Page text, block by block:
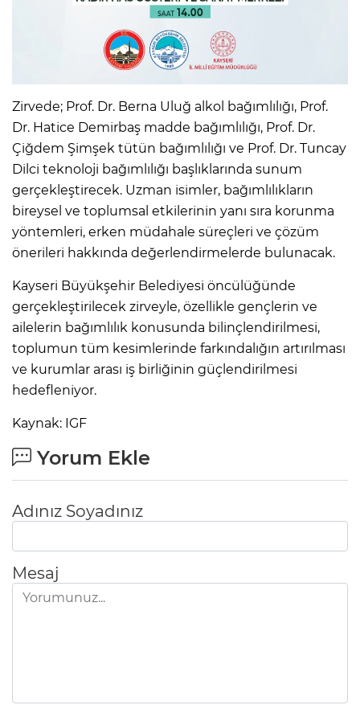
Zirvede; Prof. Dr. Berna Uluğ alkol bağımlılığı, Prof.
Dr. Hatice Demirbaş madde bağımlılığı, Prof. Dr.
Çiğdem Şimşek tütün bağımlılığı ve Prof. Dr. Tuncay
Dilci teknoloji bağımlılığı başlıklarında sunum
gerçekleştirecek. Uzman isimler, bağımlılıkların
bireysel ve toplumsal etkilerinin yanı sıra korunma
yöntemleri, erken müdahale süreçleri ve çözüm
önerileri hakkında değerlendirmelerde bulunacak.
Kayseri Büyükşehir Belediyesi öncülüğünde
gerçekleştirilecek zirveyle, özellikle gençlerin ve
ailelerin bağımlılık konusunda bilinçlendirilmesi,
toplumun tüm kesimlerinde farkındalığın artırılması
ve kurumlar arası iş birliğinin güçlendirilmesi
hedefleniyor.
Kaynak: IGF
Yorum Ekle
Adınız Soyadınız
Mesaj